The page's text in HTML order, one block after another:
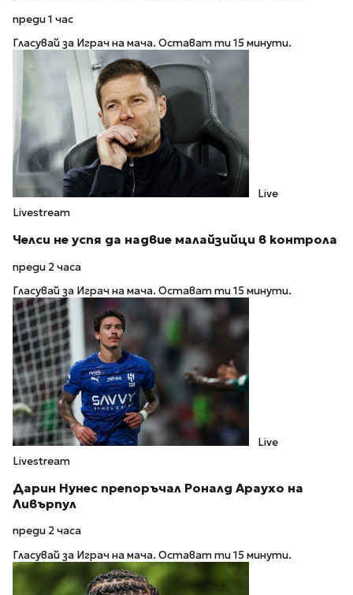
преди 1 час
Гласувай за Играч на мача. Остават ти 15 минути.
Live
Livestream
Челси не успя да надвие малайзийци в контрола
преди 2 часа
Гласувай за Играч на мача. Остават ти 15 минути.
Live
Livestream
Дарин Нунес препоръчал Роналд Араухо на
Ливърпул
преди 2 часа
Гласувай за Играч на мача. Остават ти 15 минути.